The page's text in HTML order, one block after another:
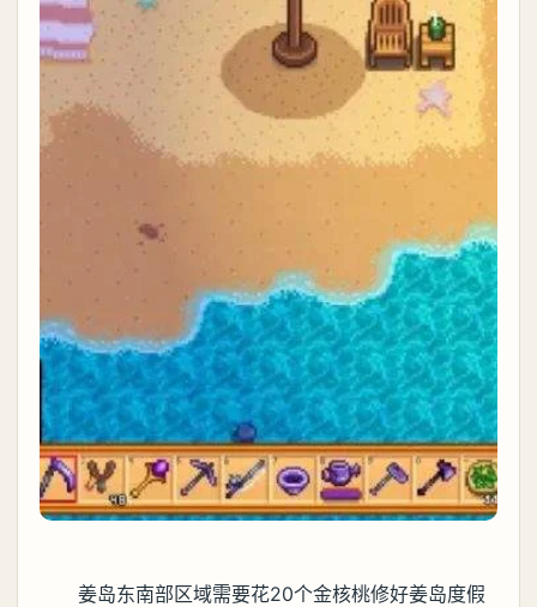
姜岛东南部区域需要花20个金核桃修好姜岛度假